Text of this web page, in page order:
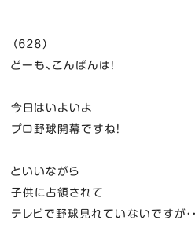
（６２８）
どーも、こんばんは！
今日はいよいよ
プロ野球開幕ですね！
といいながら
子供に占領されて
テレビで野球見れていないですが・・